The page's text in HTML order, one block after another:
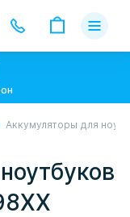
графіку
затримка
повітряна
і
Доставка
Контакты
Аккумуляторы для